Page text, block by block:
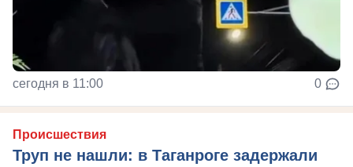
сегодня в 11:00 0
Происшествия
Труп не нашли: в Таганроге задержали